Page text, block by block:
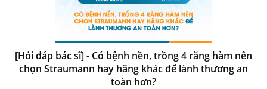
[Hỏi đáp bác sĩ] - Có bệnh nền, trồng 4 răng hàm nên
chọn Straumann hay hãng khác để lành thương an
toàn hơn?